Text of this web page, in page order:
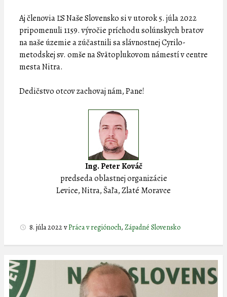
Aj členovia ĽS Naše Slovensko si v utorok 5. júla 2022
pripomenuli 1159. výročie príchodu solúnskych bratov
na naše územie a zúčastnili sa slávnostnej Cyrilo-
metodskej sv. omše na Svätoplukovom námestí v centre
mesta Nitra.
Dedičstvo otcov zachovaj nám, Pane!
Ing. Peter Kováč
predseda oblastnej organizácie
Levice, Nitra, Šaľa, Zlaté Moravce
8. júla 2022vPráca v regiónoch, Západné Slovensko